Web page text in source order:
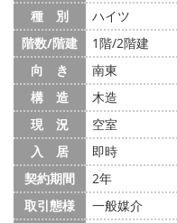
種 別
ハイツ
階数/階建
1階/2階建
向 き
南東
構 造
木造
現 況
空室
入 居
即時
契約期間
2年
取引態様
一般媒介